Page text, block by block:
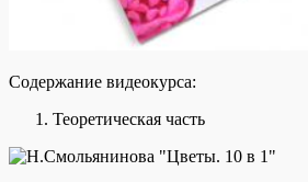
Содержание видеокурса:
Теоретическая часть